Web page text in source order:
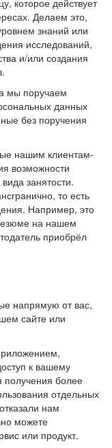
которое действует
Делаем это,
знаний или
исследований,
и/или создания
мы поручаем
данных
без поручения
нашим клиентам-
возможности
занятости.
то есть
Например, это
на нашем
приобрёл
напрямую от вас,
сайте или
к вашему
получения более
отдельных
нам
можете
или продукт.